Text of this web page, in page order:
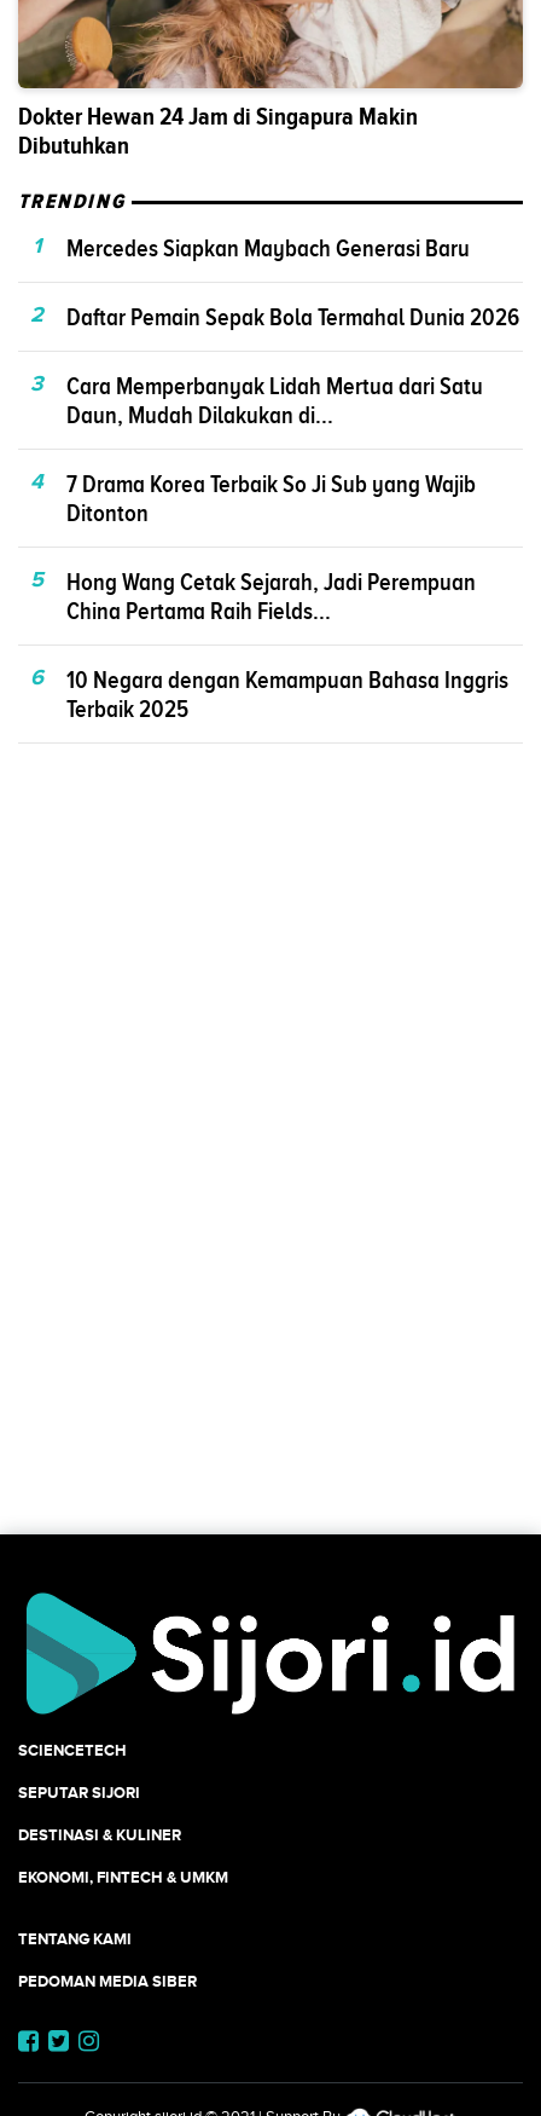
Dokter Hewan 24 Jam di Singapura Makin
Dibutuhkan
TRENDING
1
Mercedes Siapkan Maybach Generasi Baru
2 Daftar Pemain Sepak Bola Termahal Dunia 2026
3
Cara Memperbanyak Lidah Mertua dari Satu
Daun, Mudah Dilakukan di...
4
7 Drama Korea Terbaik So Ji Sub yang Wajib
Ditonton
5
Hong Wang Cetak Sejarah, Jadi Perempuan
China Pertama Raih Fields...
6
10 Negara dengan Kemampuan Bahasa Inggris
Terbaik 2025
SCIENCETECH
SEPUTAR SIJORI
DESTINASI & KULINER
EKONOMI, FINTECH & UMKM
TENTANG KAMI
PEDOMAN MEDIA SIBER